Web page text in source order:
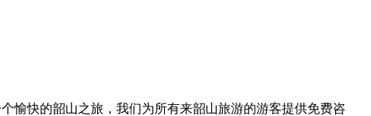
愉快的韶山之旅，我们为所有来韶山旅游的游客提供免费咨